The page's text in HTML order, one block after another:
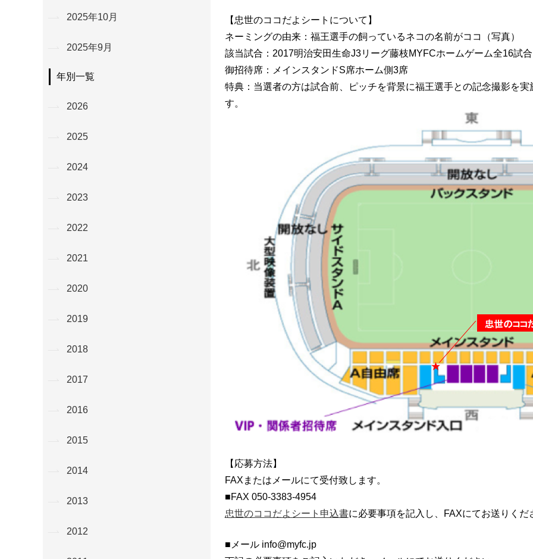
【忠世のココだよシートについて】
ネーミングの由来：福王選手の飼っているネコの名前がココ（写真）
該当試合：2017明治安田生命J3リーグ藤枝MYFCホームゲーム全16試合
御招待席：メインスタンドS席ホーム側3席
特典：当選者の方は試合前、ピッチを背景に福王選手との記念撮影を
す。
【応募方法】
FAXまたはメールにて受付致します。
■FAX 050-3383-4954
忠世のココだよシート申込書に必要事項を記入し、FAXにてお送りくだ
■メール info@myfc.jp
2025年10月
2025年9月
年別一覧
2026
2025
2024
2023
2022
2021
2020
2019
2018
2017
2016
2015
2014
2013
2012